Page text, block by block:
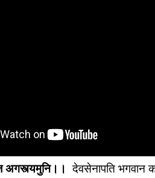
अगस्त्यमुनि।। देवसेनापति भगवान